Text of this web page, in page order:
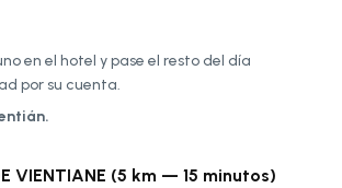
en el hotel y pase el resto del día
por su cuenta.
VIENTIANE (5 km — 15 minutos)